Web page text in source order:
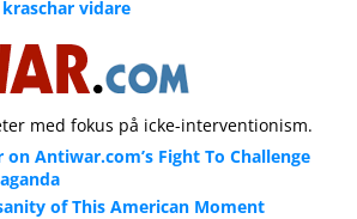
vidare
med fokus på icke-interventionism.
on Antiwar.com’s Fight To Challenge
of This American Moment